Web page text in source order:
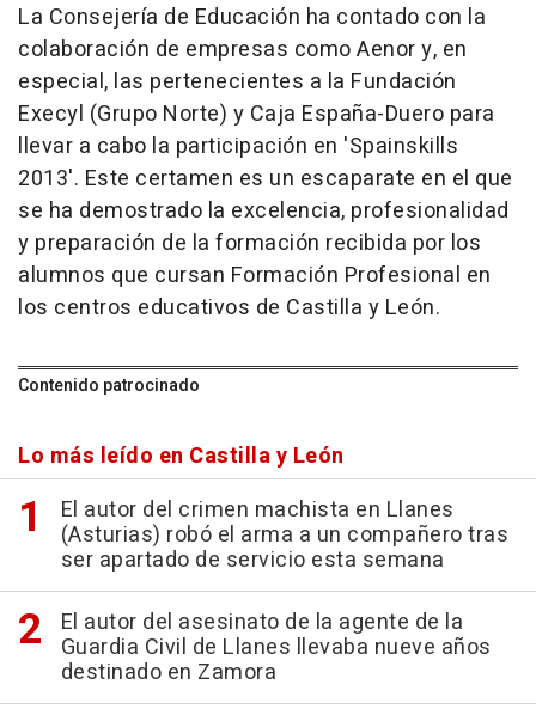
La Consejería de Educación ha contado con la
colaboración de empresas como Aenor y, en
especial, las pertenecientes a la Fundación
Execyl (Grupo Norte) y Caja España-Duero para
llevar a cabo la participación en 'Spainskills
2013'. Este certamen es un escaparate en el que
se ha demostrado la excelencia, profesionalidad
y preparación de la formación recibida por los
alumnos que cursan Formación Profesional en
los centros educativos de Castilla y León.
Contenido patrocinado
Lo más leído en Castilla y León
El autor del crimen machista en Llanes
(Asturias) robó el arma a un compañero tras
ser apartado de servicio esta semana
El autor del asesinato de la agente de la
Guardia Civil de Llanes llevaba nueve años
destinado en Zamora